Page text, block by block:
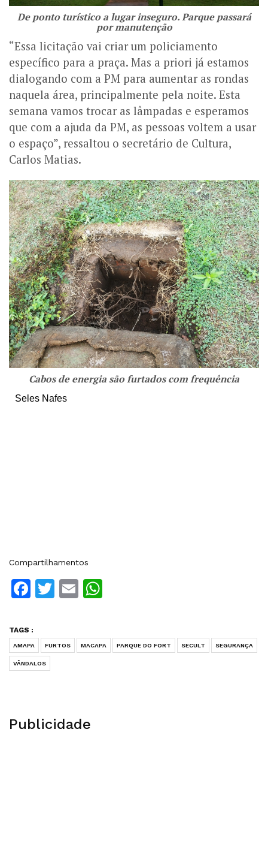
De ponto turístico a lugar inseguro. Parque passará
por manutenção
“Essa licitação vai criar um policiamento
específico para a praça. Mas a priori já estamos
dialogando com a PM para aumentar as rondas
naquela área, principalmente pela noite. Esta
semana vamos trocar as lâmpadas e esperamos
que com a ajuda da PM, as pessoas voltem a usar
o espaço”, ressaltou o secretário de Cultura,
Carlos Matias.
Cabos de energia são furtados com frequência
Seles Nafes
Compartilhamentos
Facebook
Twitter
Email
TAGS :
AMAPA FURTOS MACAPA PARQUE DO FORT SECULT SEGURANÇA
VÂNDALOS
Publicidade